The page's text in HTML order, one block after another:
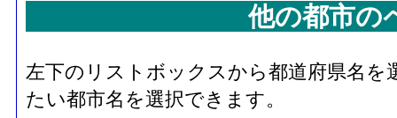
他の都市の
左下のリストボックスから都道府県名
たい都市名を選択できます。